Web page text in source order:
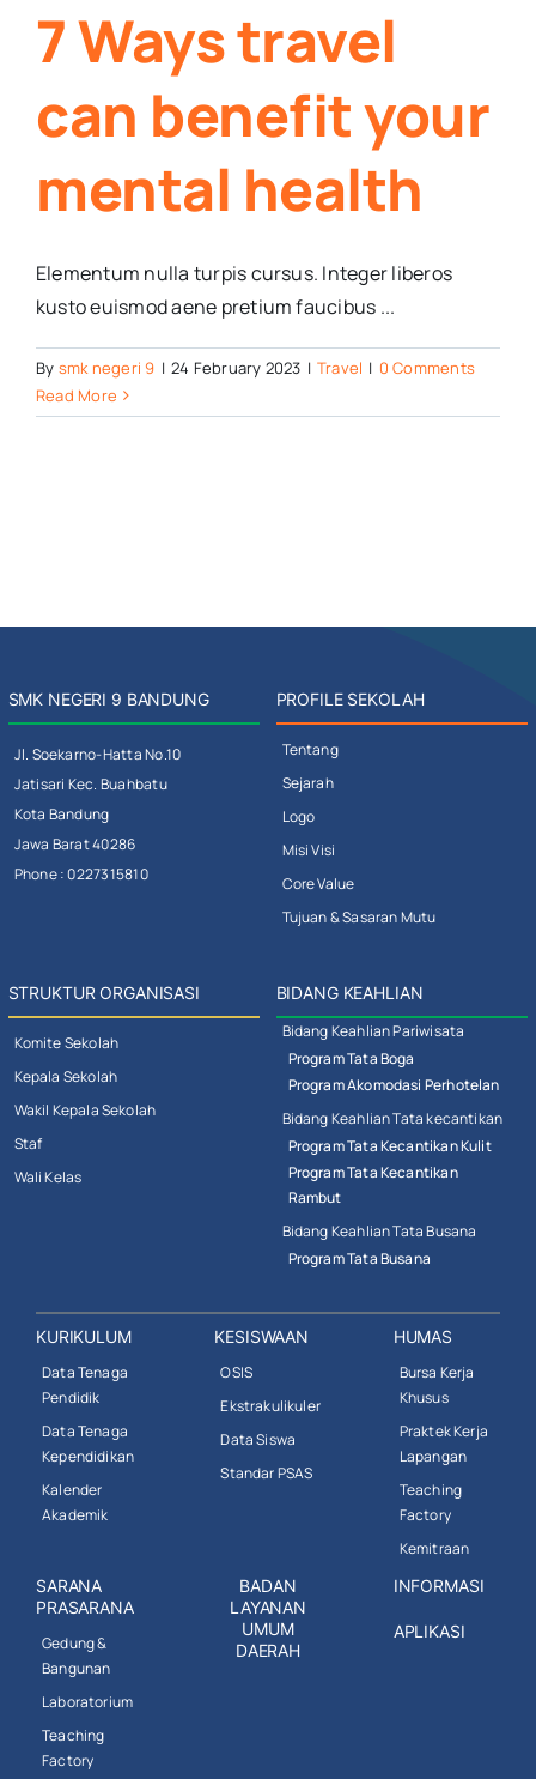
7 Ways travel
can benefit your
mental health
Elementum nulla turpis cursus. Integer liberos
kusto euismod aene pretium faucibus ...
By smk negeri 9 | 24 February 2023 | Travel | 0 Comments
Read More
SMK NEGERI 9 BANDUNG
Jl. Soekarno-Hatta No.10
Jatisari Kec. Buahbatu
Kota Bandung
Jawa Barat 40286
Phone : 0227315810
PROFILE SEKOLAH
Tentang
Sejarah
Logo
Misi Visi
Core Value
Tujuan & Sasaran Mutu
STRUKTUR ORGANISASI
Komite Sekolah
Kepala Sekolah
Wakil Kepala Sekolah
Staf
Wali Kelas
BIDANG KEAHLIAN
Bidang Keahlian Pariwisata
Program Tata Boga
Program Akomodasi Perhotelan
Bidang Keahlian Tata kecantikan
Program Tata Kecantikan Kulit
Program Tata Kecantikan
Rambut
Bidang Keahlian Tata Busana
Program Tata Busana
KURIKULUM
Data Tenaga
Pendidik
Data Tenaga
Kependidikan
Kalender
Akademik
KESISWAAN
OSIS
Ekstrakulikuler
Data Siswa
Standar PSAS
HUMAS
Bursa Kerja
Khusus
Praktek Kerja
Lapangan
Teaching
Factory
Kemitraan
SARANA
PRASARANA
Gedung &
Bangunan
Laboratorium
Teaching
Factory
BADAN
LAYANAN
UMUM
DAERAH
INFORMASI
APLIKASI